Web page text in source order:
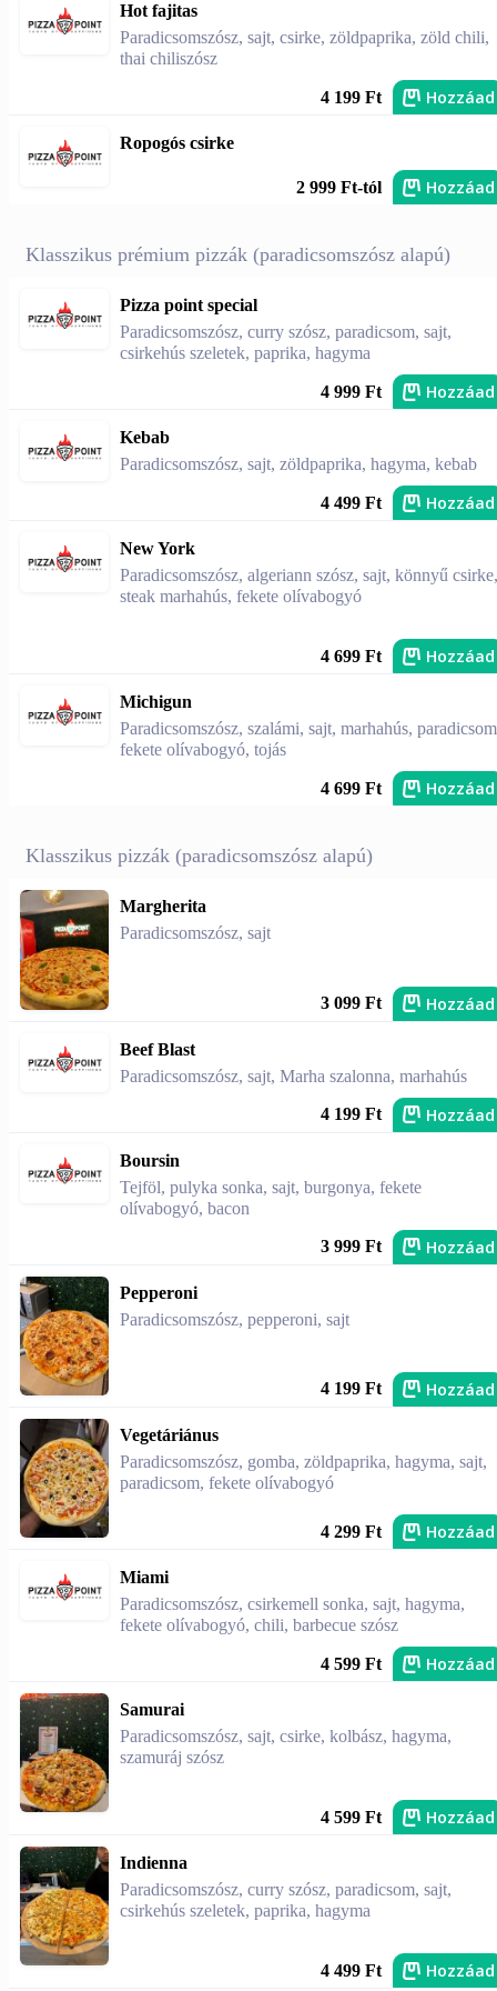
Hot fajitas
Paradicsomszósz, sajt, csirke, zöldpaprika, zöld chili,
thai chiliszósz
4 199 Ft Hozzáad
Ropogós csirke
2 999 Ft-tól Hozzáad
Klasszikus prémium pizzák (paradicsomszósz alapú)
Pizza point special
Paradicsomszósz, curry szósz, paradicsom, sajt,
csirkehús szeletek, paprika, hagyma
4 999 Ft Hozzáad
Kebab
Paradicsomszósz, sajt, zöldpaprika, hagyma, kebab
4 499 Ft Hozzáad
New York
Paradicsomszósz, algeriann szósz, sajt, könnyű csirke,
steak marhahús, fekete olívabogyó
4 699 Ft Hozzáad
Michigun
Paradicsomszósz, szalámi, sajt, marhahús,
fekete olívabogyó, tojás
4 699 Ft Hozzáad
Klasszikus pizzák (paradicsomszósz alapú)
Margherita
Paradicsomszósz, sajt
3 099 Ft Hozzáad
Beef Blast
Paradicsomszósz, sajt, Marha szalonna, marhahús
4 199 Ft Hozzáad
Boursin
Tejföl, pulyka sonka, sajt, burgonya, fekete
olívabogyó, bacon
3 999 Ft Hozzáad
Pepperoni
Paradicsomszósz, pepperoni, sajt
4 199 Ft Hozzáad
Vegetáriánus
Paradicsomszósz, gomba, zöldpaprika, hagyma, sajt,
paradicsom, fekete olívabogyó
4 299 Ft Hozzáad
Miami
Paradicsomszósz, csirkemell sonka, sajt, hagyma,
fekete olívabogyó, chili, barbecue szósz
4 599 Ft Hozzáad
Samurai
Paradicsomszósz, sajt, csirke, kolbász, hagyma,
szamuráj szósz
4 599 Ft Hozzáad
Indienna
Paradicsomszósz, curry szósz, paradicsom, sajt,
csirkehús szeletek, paprika, hagyma
4 499 Ft Hozzáad